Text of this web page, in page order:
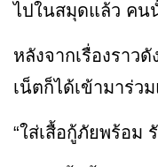
ไปในสมุดแล้ว คน
หลังจากเรื่องราว
เน็ตก็ได้เข้ามาร่ว
“ใส่เสื้อกู้ภัยพร้อม